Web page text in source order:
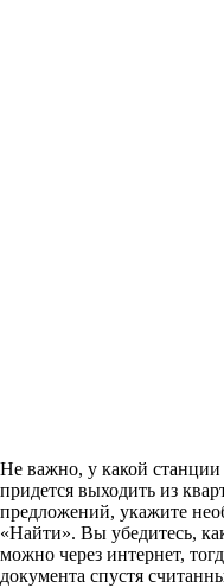
Не важно, у какой
придется выходить из
предложений, укажите
«Найти». Вы убедитесь,
можно через интернет,
документа спустя